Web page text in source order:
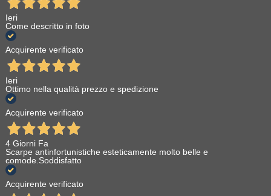
Ieri
Come descritto in foto
Acquirente verificato
Ieri
Ottimo nella qualità prezzo e spedizione
Acquirente verificato
4 Giorni Fa
Scarpe antinfortunistiche esteticamente molto belle e
comode.Soddisfatto
Acquirente verificato